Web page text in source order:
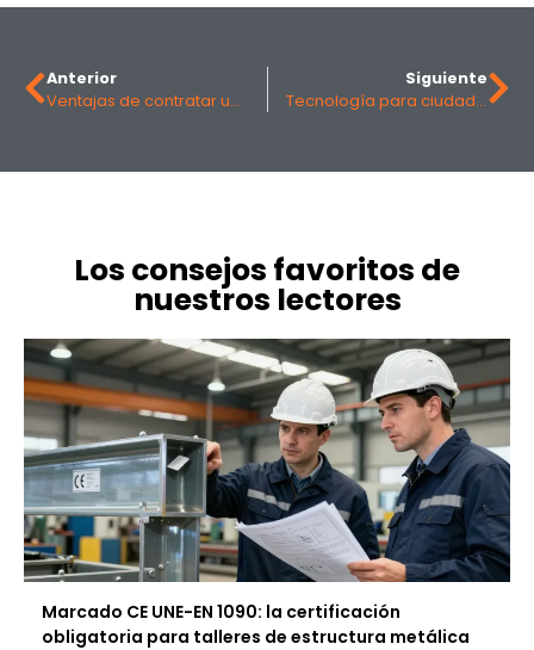
Anterior
Ventajas de contratar un asesor
Siguiente
Tecnología para ciudades inteligentes
Los consejos favoritos de
nuestros lectores
Marcado CE UNE-EN 1090: la certificación
obligatoria para talleres de estructura metálica